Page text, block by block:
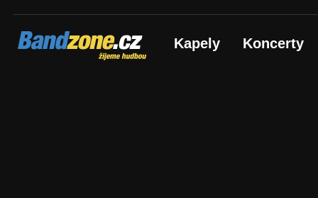
Bandzone.cz
žijeme hudbou Kapely Koncerty